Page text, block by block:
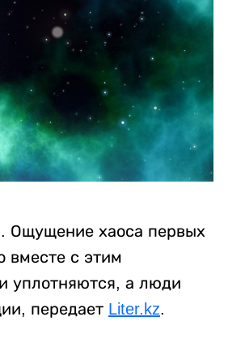
Ощущение хаоса первых
вместе с этим
уплотняются, а люди
передает Liter.kz.